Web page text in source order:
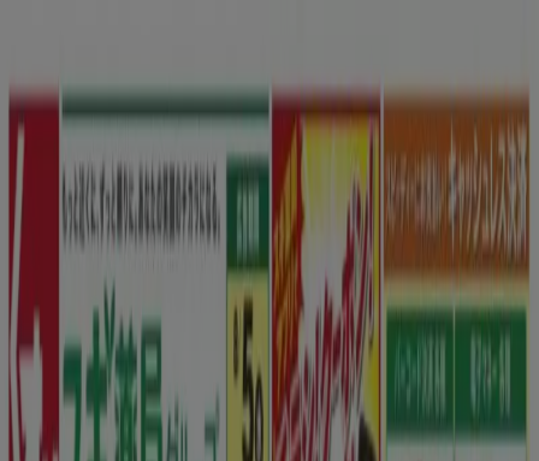
あなたはここにいる：
福岡市
Featured スーパーマーケット ファッション
ホームセンター&
ペット
ドラッグストア 家電レストラン
カラオケ & エンター
テイメント スポーツ おもちゃ&子供向け商品車&モーターバ
イク